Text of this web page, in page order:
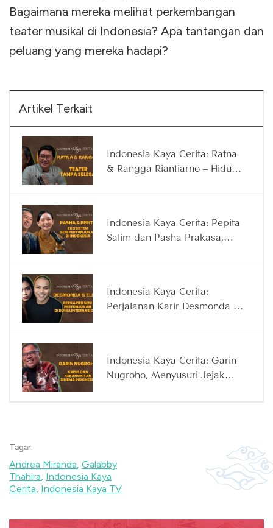
Bagaimana mereka melihat perkembangan
teater musikal di Indonesia? Apa tantangan dan
peluang yang mereka hadapi?
Artikel Terkait
Indonesia Kaya Cerita: Ratna
& Rangga Riantiarno – Hidup
Indonesia Kaya Cerita: Pepita
Salim dan Pasha Prakasa,
Indonesia Kaya Cerita:
Perjalanan Karir Desmonda &
Indonesia Kaya Cerita: Garin
Nugroho, Menyusuri Jejak
Tagar:
Andrea Miranda, Galabby
Thahira, Indonesia Kaya
Cerita, Indonesia Kaya TV